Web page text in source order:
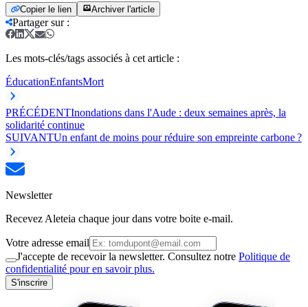
Copier le lien Archiver l'article
Partager sur:
Les mots-clés/tags associés à cet article :
ÉducationEnfantsMort
PRÉCÉDENTInondations dans l'Aude : deux semaines après, la
solidarité continue
SUIVANTUn enfant de moins pour réduire son empreinte carbone ?
Newsletter
Recevez Aleteia chaque jour dans votre boite e-mail.
Votre adresse email
J'accepte de recevoir la newsletter. Consultez notre Politique de
confidentialité pour en savoir plus.
S'inscrire